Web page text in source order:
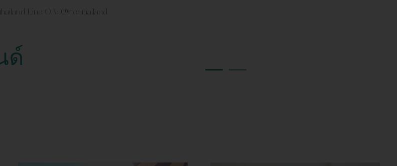
Line OA: @rienthailand
ด์